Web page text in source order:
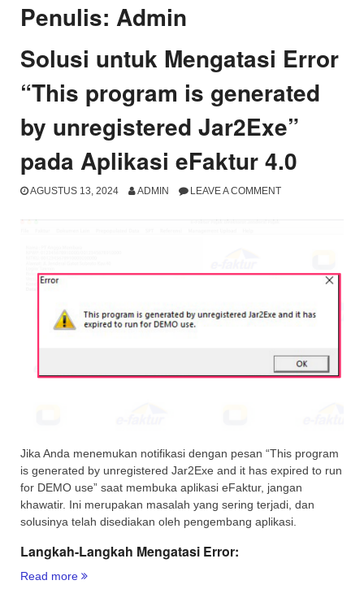
Penulis: Admin
Solusi untuk Mengatasi Error
“This program is generated
by unregistered Jar2Exe”
pada Aplikasi eFaktur 4.0
AGUSTUS 13, 2024 ADMIN LEAVE A COMMENT
Jika Anda menemukan notifikasi dengan pesan “This program
is generated by unregistered Jar2Exe and it has expired to run
for DEMO use” saat membuka aplikasi eFaktur, jangan
khawatir. Ini merupakan masalah yang sering terjadi, dan
solusinya telah disediakan oleh pengembang aplikasi.
Langkah-Langkah Mengatasi Error:
Read more “Solusi